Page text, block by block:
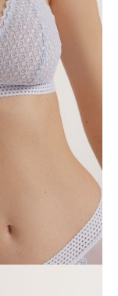
ice blue
ice blue